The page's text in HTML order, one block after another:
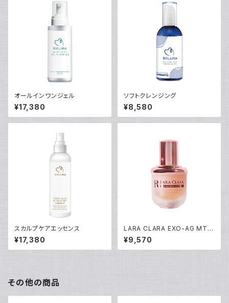
オールインワンジェル
¥17,380
ソフトクレンジング
¥8,580
スカルプケアエッセンス
¥17,380
LARA CLARA EXO-AG MTS
エッセンスセラム
¥9,570
その他の商品